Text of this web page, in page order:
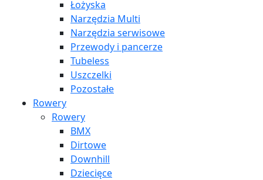
Łożyska
Narzędzia Multi
Narzędzia serwisowe
Przewody i pancerze
Tubeless
Uszczelki
Pozostałe
Rowery
Rowery
BMX
Dirtowe
Downhill
Dziecięce